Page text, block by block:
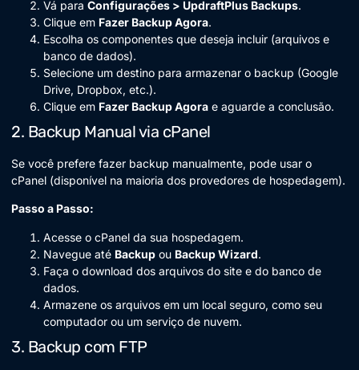
Vá para Configurações > UpdraftPlus Backups.
Clique em Fazer Backup Agora.
Escolha os componentes que deseja incluir (arquivos e
banco de dados).
Selecione um destino para armazenar o backup (Google
Drive, Dropbox, etc.).
Clique em Fazer Backup Agora e aguarde a conclusão.
2. Backup Manual via cPanel
Se você prefere fazer backup manualmente, pode usar o
cPanel (disponível na maioria dos provedores de hospedagem).
Passo a Passo:
Acesse o cPanel da sua hospedagem.
Navegue até Backup ou Backup Wizard.
Faça o download dos arquivos do site e do banco de
dados.
Armazene os arquivos em um local seguro, como seu
computador ou um serviço de nuvem.
3. Backup com FTP